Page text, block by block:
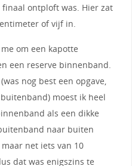
ontploft was. Hier zat
of vijf in.
om een kapotte
een reserve binnenband.
nog best een opgave,
moest ik heel
als een dikke
naar buiten
net iets van 10
dat was enigszins te